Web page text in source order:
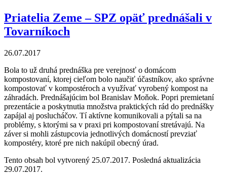
Priatelia Zeme – SPZ opäť prednášali v
Tovarníkoch
26.07.2017
Bola to už druhá prednáška pre verejnosť o domácom
kompostovaní, ktorej cieľom bolo naučiť účastníkov, ako správne
kompostovať v kompostéroch a využívať vyrobený kompost na
záhradách. Prednášajúcim bol Branislav Moňok. Popri premietaní
prezentácie a poskytnutia množstva praktických rád do prednášky
zapájal aj poslucháčov. Tí aktívne komunikovali a pýtali sa na
problémy, s ktorými sa v praxi pri kompostovaní stretávajú. Na
záver si mohli zástupcovia jednotlivých domácností prevziať
kompostéry, ktoré pre nich nakúpil obecný úrad.
Tento obsah bol vytvorený 25.07.2017. Posledná aktualizácia
29.07.2017.